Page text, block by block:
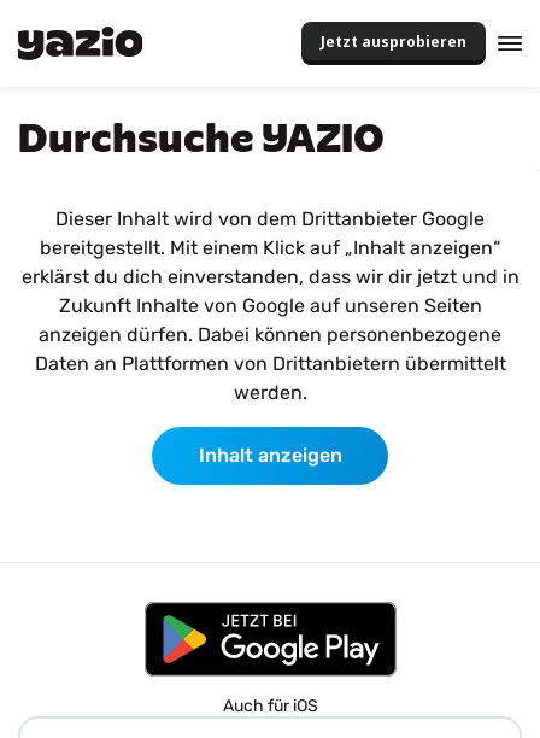
Jetzt ausprobieren
Durchsuche YAZIO
Dieser Inhalt wird von dem Drittanbieter Google
bereitgestellt. Mit einem Klick auf „Inhalt anzeigen“
erklärst du dich einverstanden, dass wir dir jetzt und in
Zukunft Inhalte von Google auf unseren Seiten
anzeigen dürfen. Dabei können personenbezogene
Daten an Plattformen von Drittanbietern übermittelt
werden.
Inhalt anzeigen
Auch für iOS